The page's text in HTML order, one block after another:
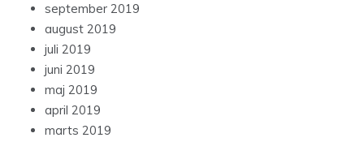
september 2019
august 2019
juli 2019
juni 2019
maj 2019
april 2019
marts 2019